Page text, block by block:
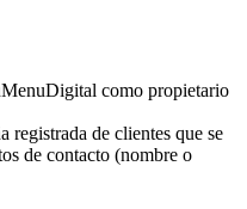
como propietario
registrada de clientes que se
de contacto (nombre o